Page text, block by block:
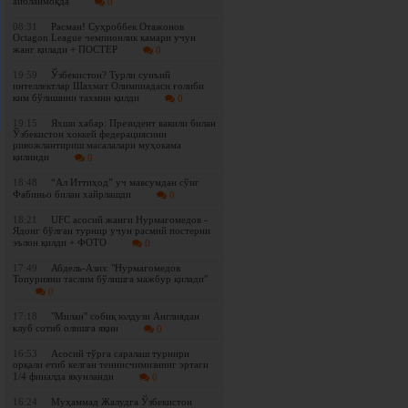
08:31
Расман! Суҳроббек Отажонов
Octagon League чемпионлик камари учун
жанг қилади + ПОСТЕР
0
19:59
Ўзбекистон? Турли сунъий
интеллектлар Шахмат Олимпиадаси ғолиби
ким бўлишини тахмин қилди
0
19:15
Яхши хабар: Президент вакили билан
Ўзбекистон хоккей федерациясини
ривожлантириш масалалари муҳокама
қилинди
0
18:48
“Ал Иттиҳод” уч мавсумдан сўнг
Фабиньо билан хайрлашди
0
18:21
UFC асосий жанги Нурмагомедов -
Ядонг бўлган турнир учун расмий постерни
эълон қилди + ФОТО
0
17:49
Абдель-Азиз: "Нурмагомедов
Топурияни таслим бўлишга мажбур қилади"
0
17:18
"Милан" собиқ юлдузи Англиядан
клуб сотиб олишга яқин
0
16:53
Асосий тўрга саралаш турнири
орқали етиб келган теннисчимизнинг эртаги
1/4 финалда якунланди
0
16:24
Муҳаммад Жалудга Ўзбекистон